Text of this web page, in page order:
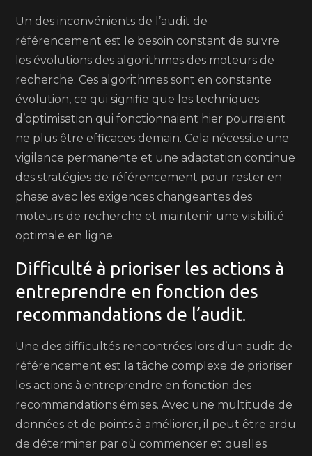
Un des inconvénients de l’audit de
référencement est le besoin constant de suivre
les évolutions des algorithmes des moteurs de
recherche. Ces algorithmes sont en constante
évolution, ce qui signifie que les techniques
d’optimisation qui fonctionnaient hier pourraient
ne plus être efficaces demain. Cela nécessite une
vigilance permanente et une adaptation continue
des stratégies de référencement pour rester en
phase avec les exigences changeantes des
moteurs de recherche et maintenir une visibilité
optimale en ligne.
Difficulté à prioriser les actions à
entreprendre en fonction des
recommandations de l’audit.
Une des difficultés rencontrées lors d’un audit de
référencement est la tâche complexe de prioriser
les actions à entreprendre en fonction des
recommandations émises. Avec une multitude de
données et de points à améliorer, il peut être ardu
de déterminer par où commencer et quelles